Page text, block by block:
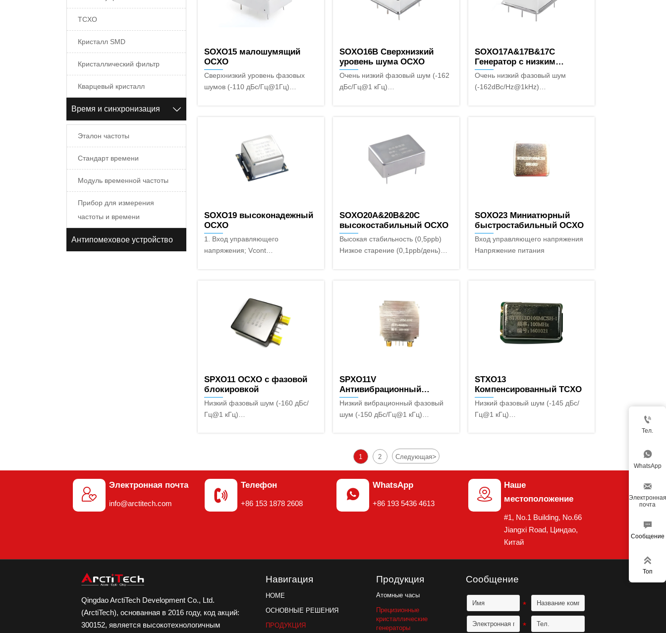
TCXO
Кристалл SMD
Кристаллический фильтр
Кварцевый кристалл
Время и синхронизация 
Эталон частоты
Стандарт времени
Модуль временной частоты
Прибор для измерения
частоты и времени
Антипомеховое устройство
SOXO15 малошумящий
OCXO
Сверхнизкий уровень фазовых
шумов (-110 дБс/Гц@1Гц)
SOXO16B Сверхнизкий
уровень шума OCXO
Очень низкий фазовый шум (-162
дБс/Гц@1 кГц)
SOXO17A&17B&17C
Генератор с низким
уровнем шума
Очень низкий фазовый шум
(-162dBc/Hz@1kHz)
SOXO19 высоконадежный
OCXO
1. Вход управляющего
напряжения; Vcont
SOXO20A&20B&20C
высокостабильный OCXO
Высокая стабильность (0,5ppb)
Низкое старение (0,1ppb/день)
SOXO23 Миниатюрный
быстростабильный OCXO
Вход управляющего напряжения
Напряжение питания
SPXO11 OCXO с фазовой
блокировкой
Низкий фазовый шум (-160 дБс/
Гц@1 кГц)
SPXO11V
Антивибрационный
фазовращатель OCXO
Низкий вибрационный фазовый
шум (-150 дБс/Гц@1 кГц)
STXO13
Компенсированный TCXO
Низкий фазовый шум (-145 дБс/
Гц@1 кГц)
1 2 Следующая>

Электронная почта
info@arctitech.com

Телефон
+86 153 1878 2608

WhatsApp
+86 193 5436 4613

Наше
местоположение
#1, No.1 Building, No.66
Jiangxi Road, Циндао,
Китай
Qingdao ArctiTech Development Co., Ltd.
(ArctiTech), основанная в 2016 году, код акций:
300152, является высокотехнологичным
Навигация
HOME
ОСНОВНЫЕ РЕШЕНИЯ
ПРОДУКЦИЯ
Продукция
Атомные часы
Прецизионные
кристаллические
генераторы
Сообщение

Тел.

WhatsApp

Электронная
почта

Сообщение

Топ